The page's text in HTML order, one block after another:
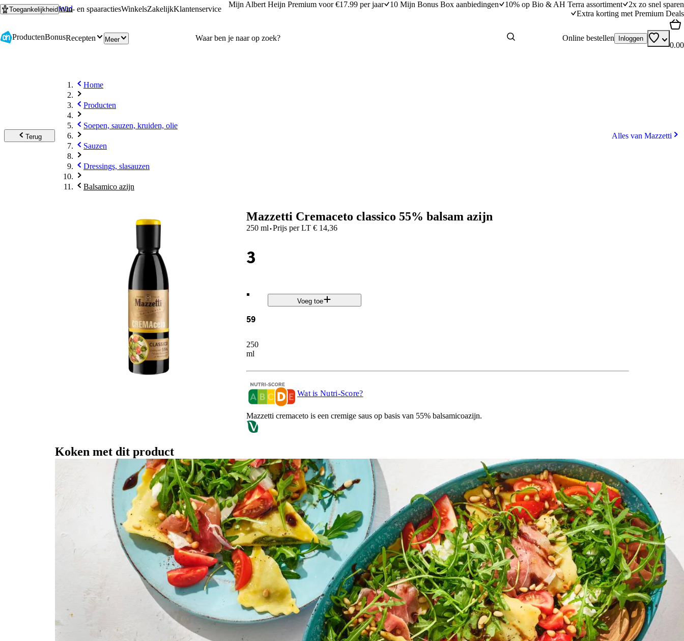
Ga naar hoofdinhoud
Ga naar zoeken
ToegankelijkheidWin- en spaaractiesWinkelsZakelijkKlantenservice
Mijn Albert Heijn Premium voor €17.99 per jaar 10 Mijn Bonus Box aanbiedingen 10% op Bio & AH Terra assortiment
2x zo snel sparen
Extra korting met Premium Deals
ProductenBonusRecepten Meer Online bestellen Inloggen
0.00
Terug
Home
Producten
Soepen, sauzen, kruiden, olie
Sauzen
Dressings, slasauzen
Balsamico azijn
Alles van Mazzetti
Mazzetti Cremaceto classico 55% balsam azijn
250 ml·Prijs per LT€ 14,36
3
.
59
250
ml
Voeg toe
Wat is Nutri-Score?
Mazzetti cremaceto is een cremige saus op basis van 55% balsamicoazijn.
Koken met dit product